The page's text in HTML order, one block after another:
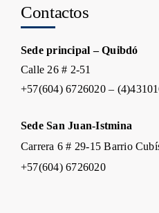
Contactos
Sede principal – Quibdó
Calle 26 # 2-51
+57(604) 6726020 –
Sede San Juan-Istmina
Carrera 6 # 29-15 Barrio
+57(604) 6726020